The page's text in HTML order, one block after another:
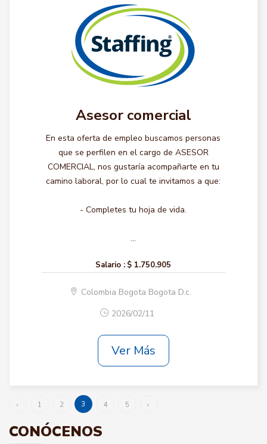
Asesor comercial
En esta oferta de empleo buscamos personas
que se perfilen en el cargo de ASESOR
COMERCIAL, nos gustaría acompañarte en tu
camino laboral, por lo cual te invitamos a que:
- Completes tu hoja de vida.
...
Salario : $ 1.750.905
Colombia Bogota Bogota D.c.
2026/02/11
Ver Más
‹ 1 2 3 4 5 ›
CONÓCENOS